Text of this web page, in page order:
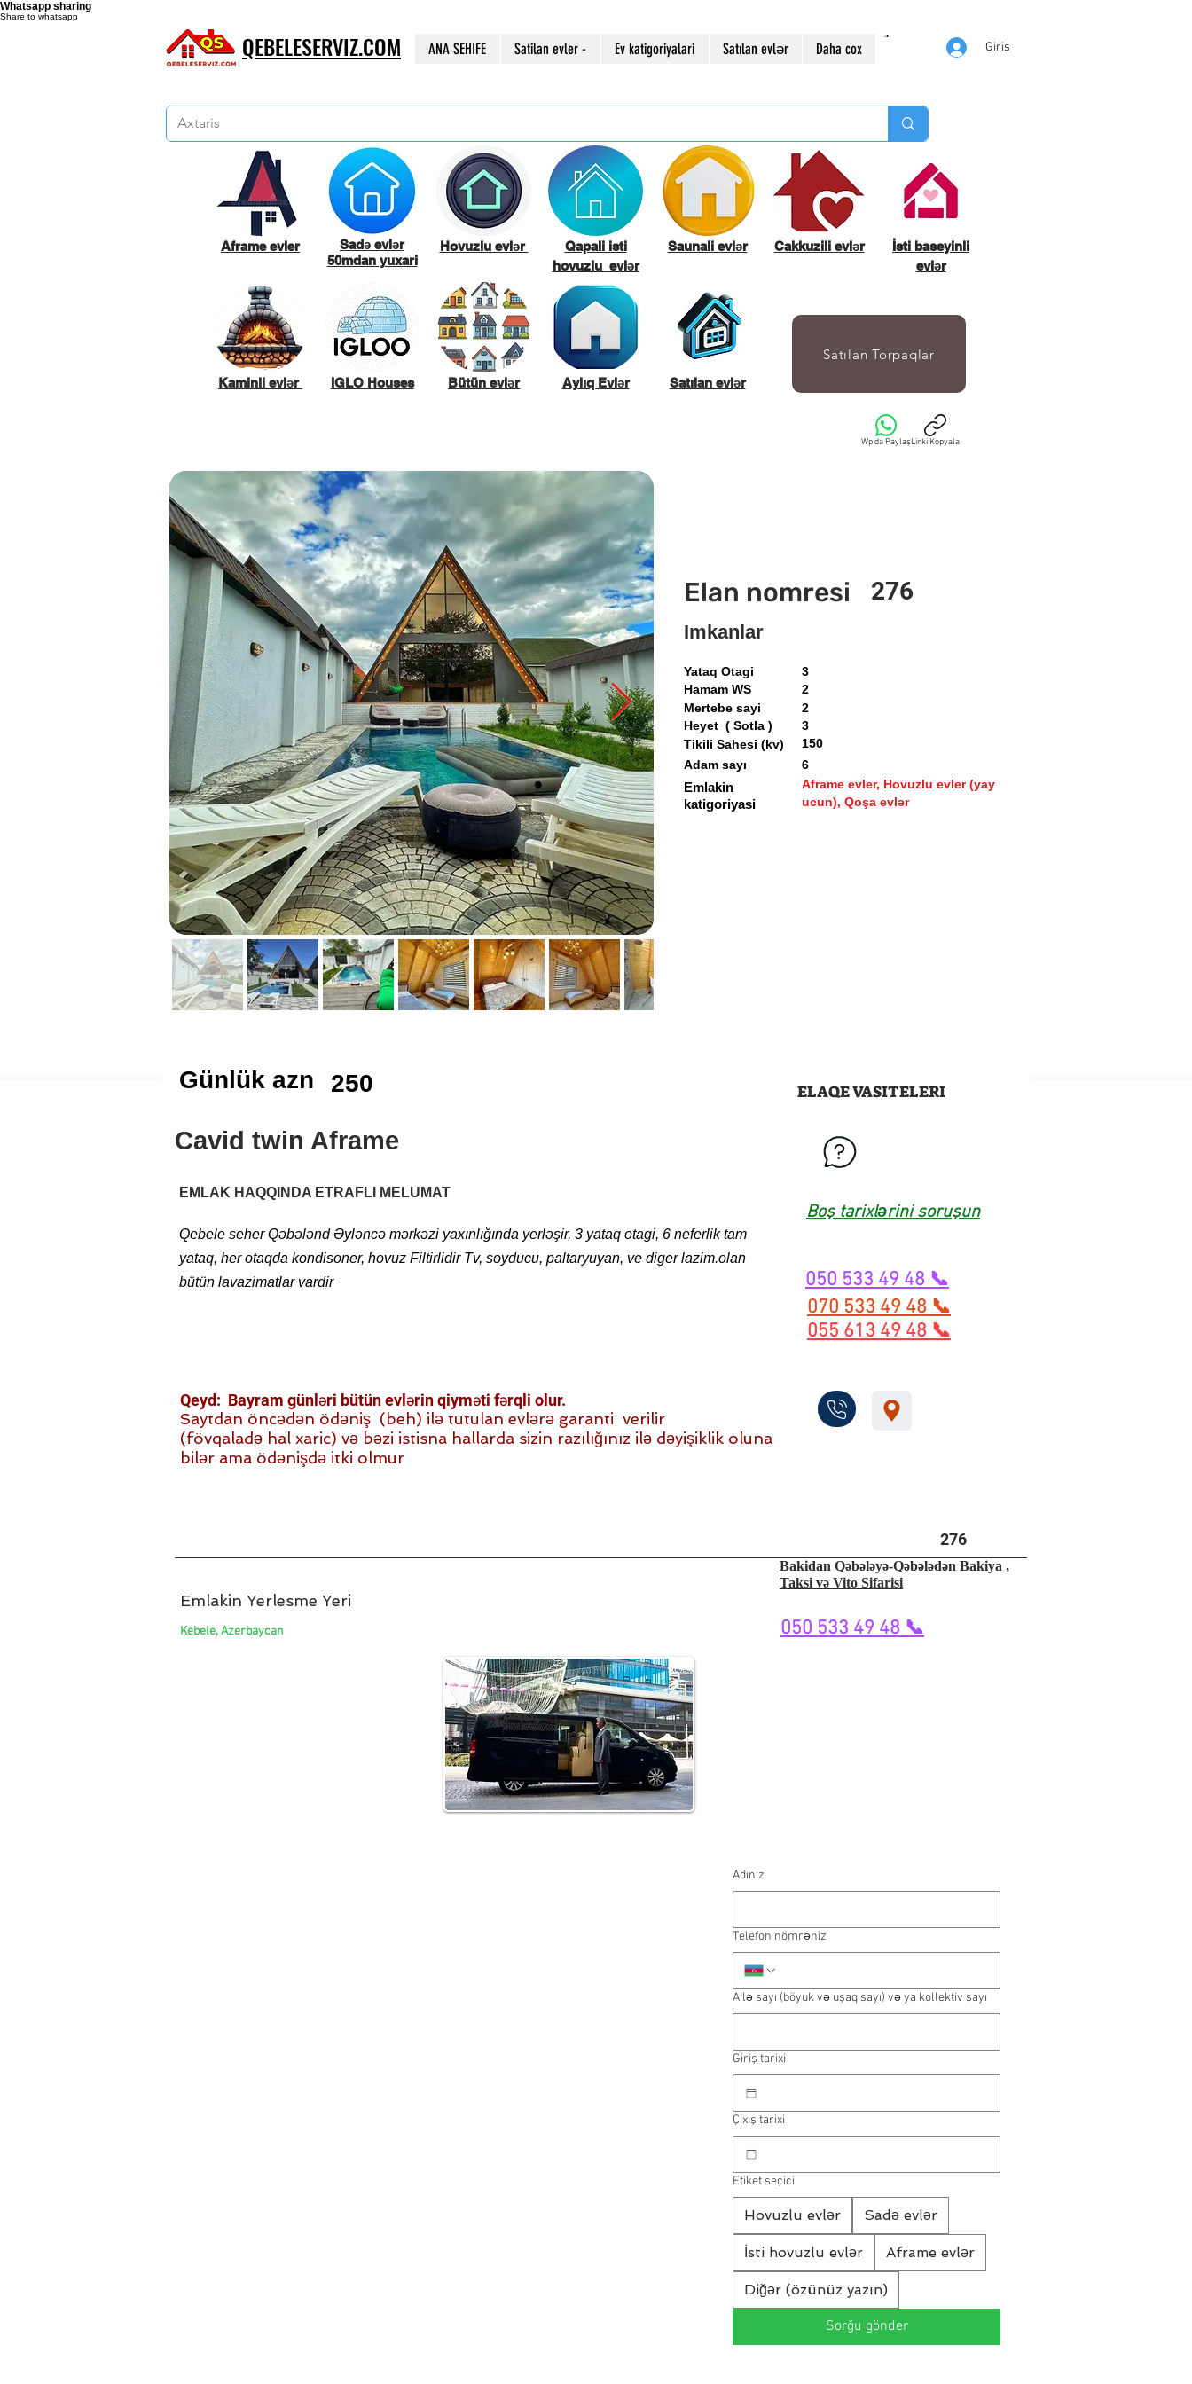
Whatsapp sharing
Share to whatsapp
QEBELESERVIZ.COM ANA SEHIFE Satilan evler - Ev katigoriyalari Satılan evlər Daha cox Giris
Aframe evler
Kaminli evlər
Sadə evlər
50mdan yuxari
IGLO Houses
Hovuzlu evlər
Bütün evlər
Qapali isti
hovuzlu evlər
Aylıq Evlər
Saunali evlər
Satılan evlər
Cakkuzili evlər
İsti baseyinli
evlər
Satılan Torpaqlar
Wp da PaylaşLinki Kopyala
Elan nomresi 276
Imkanlar
Yataq Otagi
Mertebe sayi
Hamam WS
Heyet ( Sotla )
Tikili Sahesi (kv)
3
3
2
2
150
Emlakin
katigoriyasi
Aframe evler, Hovuzlu evler (yay
ucun), Qoşa evlər
6
Adam sayı
Günlük azn 250
Cavid twin Aframe
ELAQE VASITELERI
EMLAK HAQQINDA ETRAFLI MELUMAT
Boş tarixlərini soruşun
Qebele seher Qəbələnd Əyləncə mərkəzi yaxınlığında yerləşir, 3 yataq otagi, 6 neferlik tam
yataq, her otaqda kondisoner, hovuz Filtirlidir Tv, soyducu, paltaryuyan, ve diger lazim.olan
bütün lavazimatlar vardir
050 533 49 48 📞
070 533 49 48 📞
055 613 49 48 📞
Qeyd: Bayram günləri bütün evlərin qiyməti fərqli olur.
Saytdan öncədən ödəniş (beh) ilə tutulan evlərə garanti verilir
(fövqaladə hal xaric) və bəzi istisna hallarda sizin razılığınız ilə dəyişiklik oluna
bilər ama ödənişdə itki olmur
276
Emlakin Yerlesme Yeri
Bakidan Qəbələyə-Qəbələdən Bakiya ,
Taksi və Vito Sifarisi
Kebele, Azerbaycan 050 533 49 48 📞
Adınız
Telefon nömrəniz
Ailə sayı (böyuk və uşaq sayı) və ya kollektiv sayı
Giriş tarixi
Çıxış tarixi
Etiket seçici
Hovuzlu evlər Sadə evlər
İsti hovuzlu evlər Aframe evlər
Diğər (özünüz yazın)
Sorğu gönder